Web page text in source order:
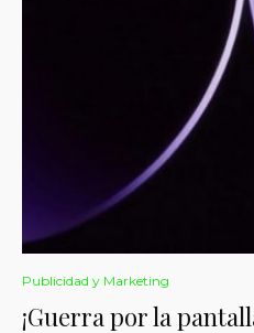
Publicidad y Marketing
¡Guerra por la